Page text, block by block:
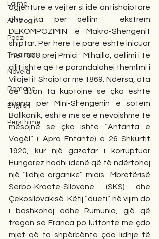
Lajme
Antologji
Poezi
Tregime
Novela
Romane
English
Përkthime
agjenturë e vejtër si ide antishqiptare
dhe ka për qëllim  ekstrem
DEKOMPOZIMIN e Makro-Shëngenit
shiptar. Për herë të parë është inicuar
më 1868 prej Prnicit Mihajllo, qëllimi i të
cilit ishte që të parandalohej themlimi i
Vilajetit Shqiptar më 1869. Ndërsa, ata
që duan ta kuptojnë se çka është
nisma për Mini-Shëngenin e sotëm
Ballkanik, është më se e nevojshme të
mësojnë se çka ishte “Antanta e
Vogël” ( Apro Entante) e 26 Shkurtit
1920, kur një gazetar i korruptuar
Hungarez hodhi idenë që të ndërtohej
një “lidhje organike” midis  Mbretërisë
Serbo-Kroate-Sllovene (SKS) dhe
Çekosllovakisë. Këtij “dueti” në vijim do
i bashkohej edhe Rumunia, gjë që
tregon se Franca po luftonte me çdo
mjet që ta shpërbënte çdo lidhje të